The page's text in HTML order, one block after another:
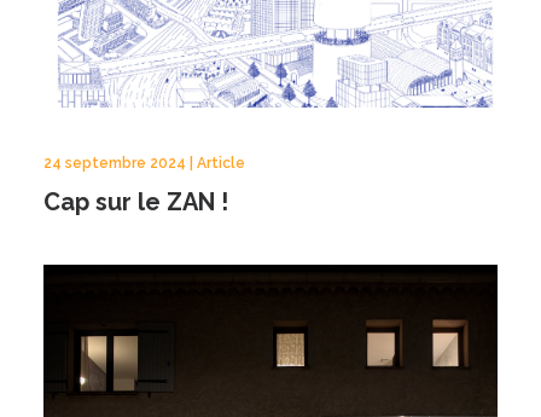
24 septembre 2024 | Article
Cap sur le ZAN !